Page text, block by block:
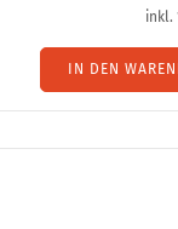
inkl.
IN DEN